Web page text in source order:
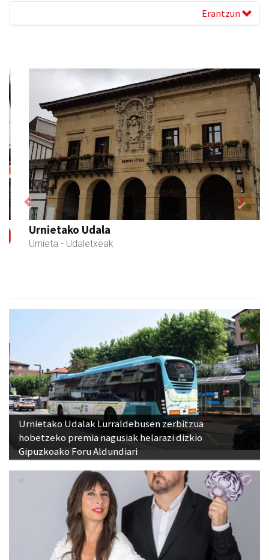
Erantzun
Urnietako Udala
Urnieta - Udaletxeak
Previous Next
Urnietako Udalak Lurraldebusen zerbitzua
hobetzeko premia nagusiak helarazi dizkio
Gipuzkoako Foru Aldundiari